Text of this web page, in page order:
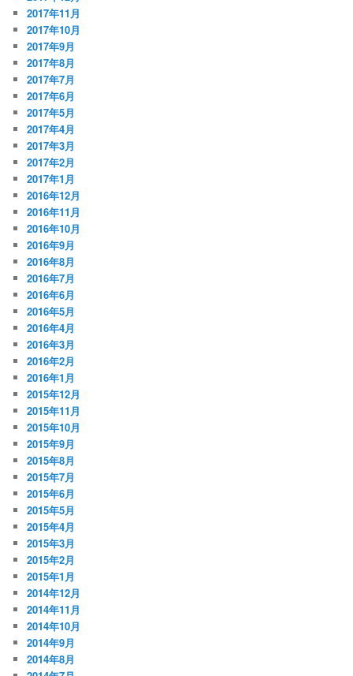
2017年11月
2017年10月
2017年9月
2017年8月
2017年7月
2017年6月
2017年5月
2017年4月
2017年3月
2017年2月
2017年1月
2016年12月
2016年11月
2016年10月
2016年9月
2016年8月
2016年7月
2016年6月
2016年5月
2016年4月
2016年3月
2016年2月
2016年1月
2015年12月
2015年11月
2015年10月
2015年9月
2015年8月
2015年7月
2015年6月
2015年5月
2015年4月
2015年3月
2015年2月
2015年1月
2014年12月
2014年11月
2014年10月
2014年9月
2014年8月